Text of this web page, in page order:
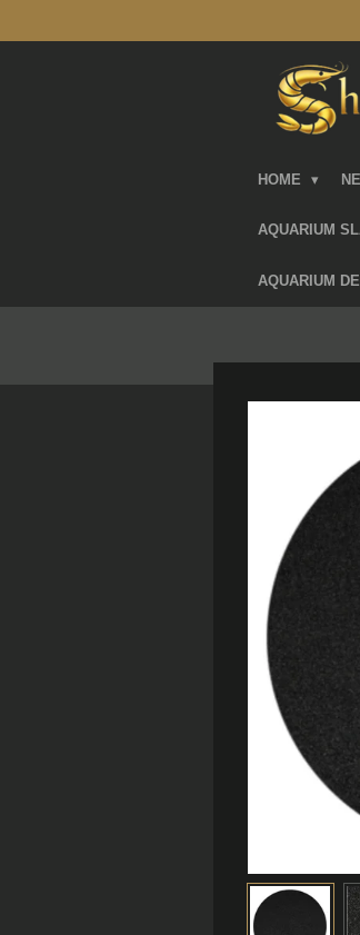
HOME
AQUARIUM
AQUARIUM